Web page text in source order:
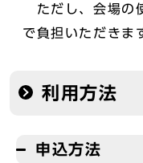
ただし、会場の
で負担いただきま
利用方法
申込方法